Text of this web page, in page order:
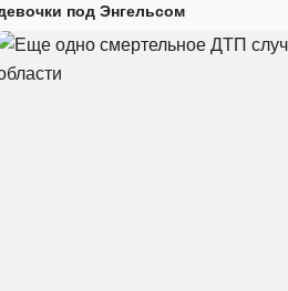
под Энгельсом